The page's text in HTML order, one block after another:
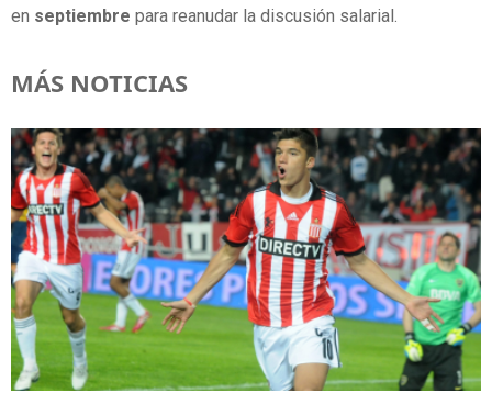
en septiembre para reanudar la discusión salarial.
MÁS NOTICIAS